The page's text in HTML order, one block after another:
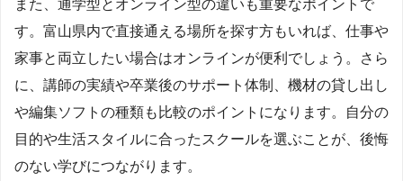
また、通学型とオンライン型の違いも重要なポイントで
す。富山県内で直接通える場所を探す方もいれば、仕事や
家事と両立したい場合はオンラインが便利でしょう。さら
に、講師の実績や卒業後のサポート体制、機材の貸し出し
や編集ソフトの種類も比較のポイントになります。自分の
目的や生活スタイルに合ったスクールを選ぶことが、後悔
のない学びにつながります。